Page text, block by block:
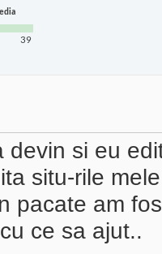
39
devin si eu
situ-rile
pacate am
ce sa ajut..